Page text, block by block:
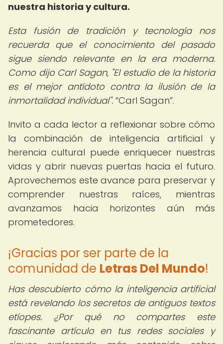
nuestra historia y cultura.
Esta fusión de tradición y tecnología nos
recuerda que el conocimiento del pasado
sigue siendo relevante en la era moderna.
Como dijo Carl Sagan, "El estudio de la historia
es el mejor antídoto contra la ilusión de la
inmortalidad individual". Carl Sagan .
Invito a cada lector a reflexionar sobre cómo
la combinación de inteligencia artificial y
herencia cultural puede enriquecer nuestras
vidas y abrir nuevas puertas hacia el futuro.
Aprovechemos este avance para preservar y
comprender nuestras raíces, mientras
avanzamos hacia horizontes aún más
prometedores.
¡Gracias por ser parte de la
comunidad de Letras Del Mundo!
Has descubierto cómo la inteligencia artificial
está revelando los secretos de antiguos textos
etíopes. ¿Por qué no compartes este
fascinante artículo en tus redes sociales y